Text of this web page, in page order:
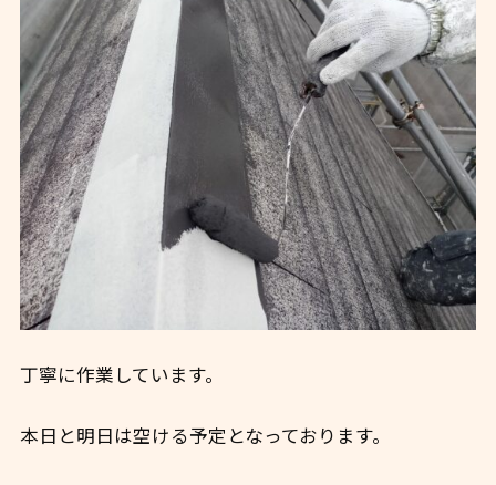
丁寧に作業しています。
本日と明日は空ける予定となっております。